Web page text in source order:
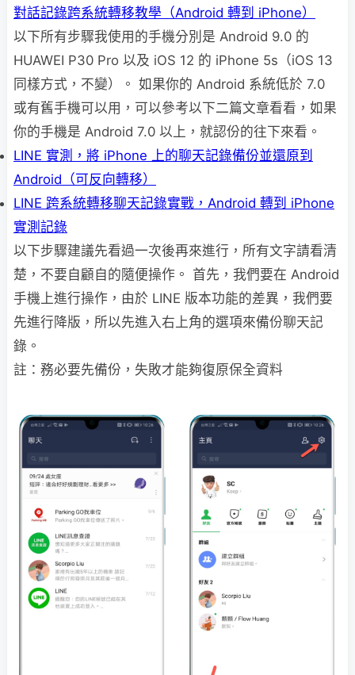
對話記錄跨系統轉移教學（Android 轉到 iPhone）
以下所有步驟我使用的手機分別是 Android 9.0 的
HUAWEI P30 Pro 以及 iOS 12 的 iPhone 5s（iOS 13
同樣方式，不變）。 如果你的 Android 系統低於 7.0
或有舊手機可以用，可以參考以下二篇文章看看，如果
你的手機是 Android 7.0 以上，就認份的往下來看。
LINE 實測，將 iPhone 上的聊天記錄備份並還原到
Android（可反向轉移）
LINE 跨系統轉移聊天記錄實戰，Android 轉到 iPhone
實測記錄
以下步驟建議先看過一次後再來進行，所有文字請看清
楚，不要自顧自的隨便操作。 首先，我們要在 Android
手機上進行操作，由於 LINE 版本功能的差異，我們要
先進行降版，所以先進入右上角的選項來備份聊天記
錄。
註：務必要先備份，失敗才能夠復原保全資料